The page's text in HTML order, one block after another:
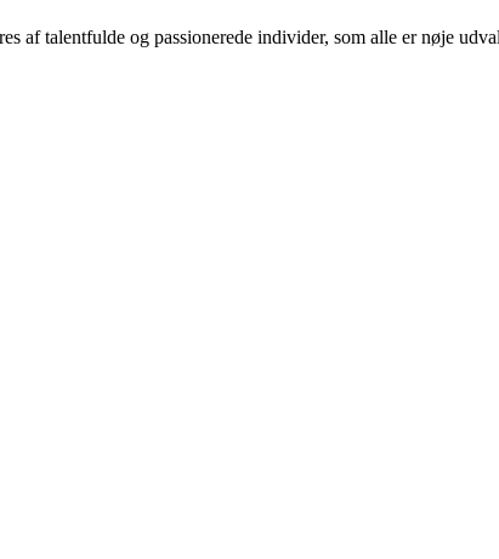
af talentfulde og passionerede individer, som alle er nøje